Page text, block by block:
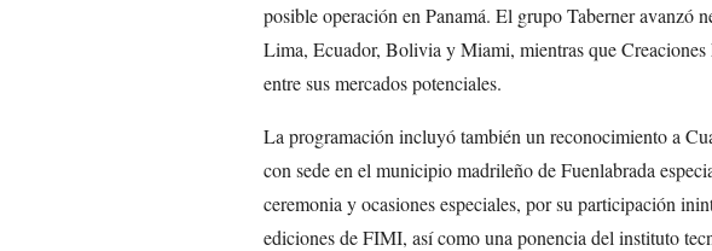
posible operación en Panamá. El grupo Taberner avanzó
Lima, Ecuador, Bolivia y Miami, mientras que
entre sus mercados potenciales.
La programación incluyó también un reconocimiento a
con sede en el municipio madrileño de Fuenlabrada
ceremonia y ocasiones especiales, por su participación
ediciones de FIMI, así como una ponencia del instituto